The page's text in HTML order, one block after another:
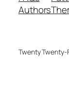
Authors
Twenty Twenty-